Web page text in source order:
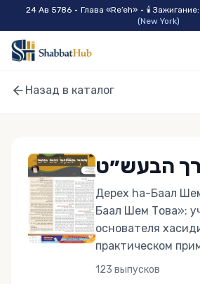
Skip to main content
24 Ав 5786 • Глава «Re’eh» • 🕯 Зажигание:
(New York)
Назад в каталог
הבעש״ט
Дерех hа-Баал
Баал Шем Това»:
основателя
практическом
123 выпусков